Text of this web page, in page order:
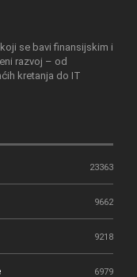
se bavi finansijskim i
razvoj – od
kretanja do IT
23363
9662
9218
6979